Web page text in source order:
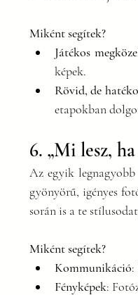
Miként segítek?
Játékos
képek.
Rövid, de
etapokban
6. „Mi lesz,
Az egyik
gyönyörű, igényes
során is a te
Miként segítek?
Kommunikáció:
Fényképek: